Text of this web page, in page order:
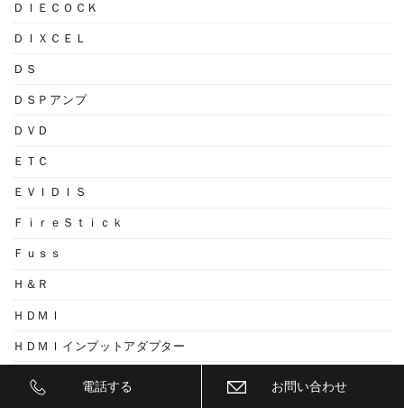
ＤＩＥＣＯＣＫ
ＤＩＸＣＥＬ
ＤＳ
ＤＳＰアンプ
ＤＶＤ
ＥＴＣ
ＥＶＩＤＩＳ
ＦｉｒｅＳｔｉｃｋ
Ｆｕｓｓ
Ｈ＆Ｒ
ＨＤＭＩ
ＨＤＭＩインプットアダプター
ＨＥＬＬＡ
電話する お問い合わせ